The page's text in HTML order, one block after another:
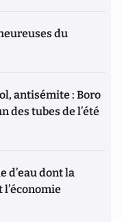
du
antisémite : Boro
des tubes de l’été
d’eau dont la